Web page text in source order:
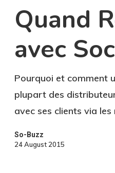
Quand
avec
Pourquoi et comment
plupart des
avec ses clients via
So-Buzz
24 August 2015